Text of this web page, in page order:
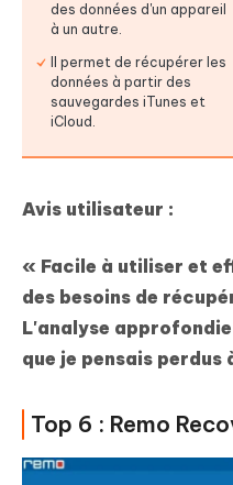
des données d'un appareil
à un autre.
Il permet de récupérer les
données à partir des
sauvegardes iTunes et
iCloud.
Avis utilisateur :
« Facile à utiliser et
des besoins de
L'analyse
que je pensais perdus
Top 6 : Remo